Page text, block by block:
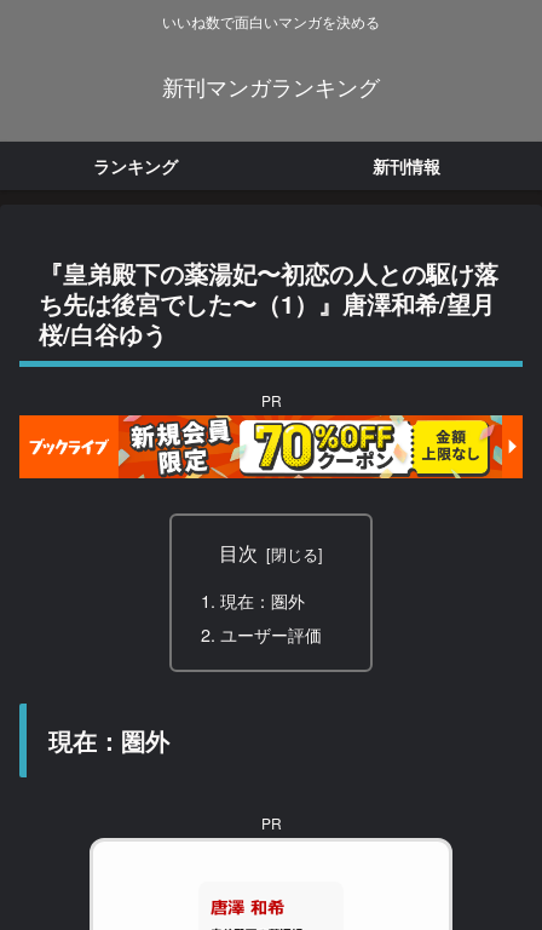
いいね数で面白いマンガを決める
新刊マンガランキング
ランキング 新刊情報
『皇弟殿下の薬湯妃〜初恋の人との駆け落
ち先は後宮でした〜（1）』唐澤和希/望月
桜/白谷ゆう
PR
目次
現在：圏外
ユーザー評価
現在：圏外
PR